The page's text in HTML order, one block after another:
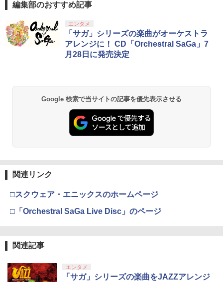
編集部のおすすめ記事
エンタメ
「サガ」シリーズの楽曲がオーケストラ
アレンジに！ CD「Orchestral SaGa」7
月28日に発売決定
Google 検索で当サイトの記事を優先表示させる
関連リンク
□スクウェア・エニックスのホームページ
□「Orchestral SaGa Live Disc」のページ
関連記事
エンタメ
「サガ」シリーズの楽曲をJAZZアレンジ